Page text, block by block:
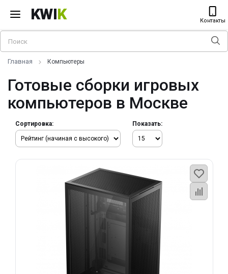
KWIK Контакты
Главная Компьютеры
Готовые сборки игровых
компьютеров в Москве
Сортировка: Показать: